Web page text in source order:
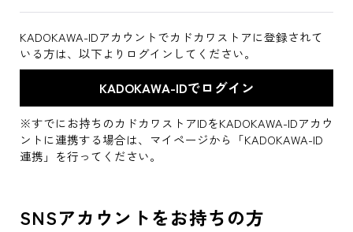
KADOKAWA-IDアカウントでカドカワストアに登録されて
いる方は、以下よりログインしてください。
※すでにお持ちのカドカワストアIDをKADOKAWA-IDアカウ
ントに連携する場合は、マイページから「KADOKAWA-ID
連携」を行ってください。
SNSアカウントをお持ちの方